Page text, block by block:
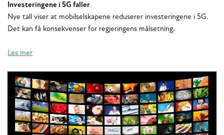
Investeringene i 5G faller
Nye tall viser at mobilselskapene reduserer investeringene i 5G.
Det kan få konsekvenser for regjeringens målsetning.
Les mer